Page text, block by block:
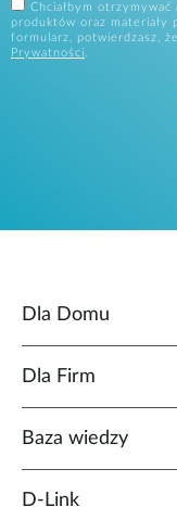
Chciałbym
produktów oraz materiały
formularz, potwierdzasz,
Prywatności.
Dla Domu
Dla Firm
Baza wiedzy
D‑Link